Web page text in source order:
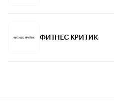
ФИТНЕС КРИТИК